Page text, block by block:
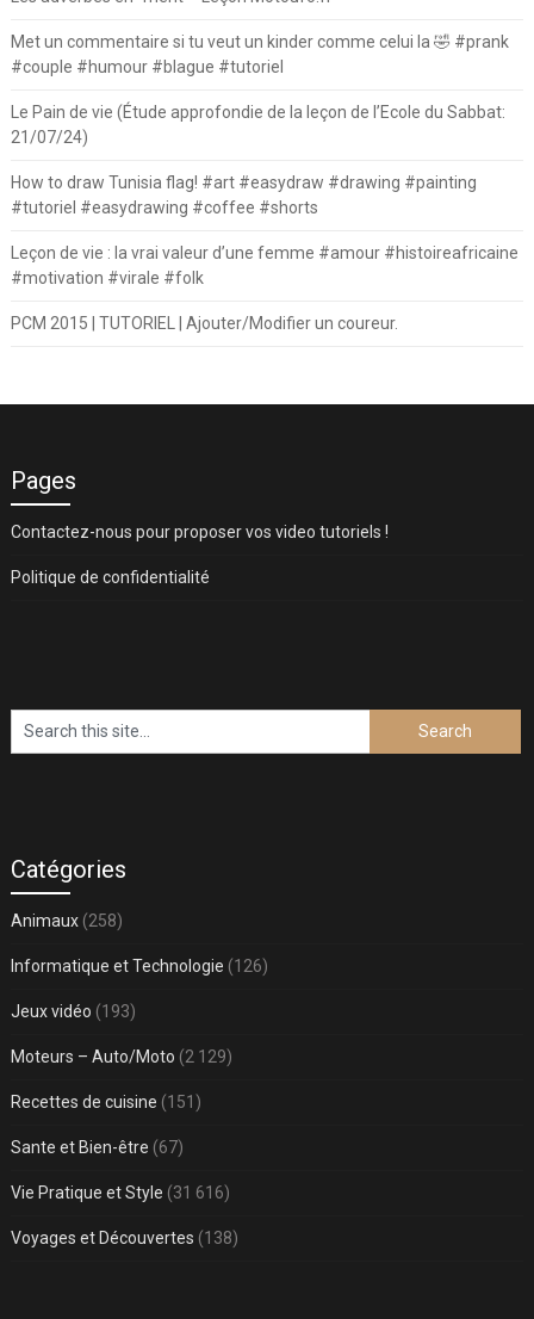
Met un commentaire si tu veut un kinder comme celui la 🤣 #prank
#couple #humour #blague #tutoriel
Le Pain de vie (Étude approfondie de la leçon de l’Ecole du Sabbat:
21/07/24)
How to draw Tunisia flag! #art #easydraw #drawing #painting
#tutoriel #easydrawing #coffee #shorts
Leçon de vie : la vrai valeur d’une femme #amour #histoireafricaine
#motivation #virale #folk
PCM 2015 | TUTORIEL | Ajouter/Modifier un coureur.
Pages
Contactez-nous pour proposer vos video tutoriels !
Politique de confidentialité
Catégories
Animaux(258)
Informatique et Technologie (126)
Jeux vidéo (193)
Moteurs – Auto/Moto (2 129)
Recettes de cuisine (151)
Sante et Bien-être (67)
Vie Pratique et Style (31 616)
Voyages et Découvertes (138)